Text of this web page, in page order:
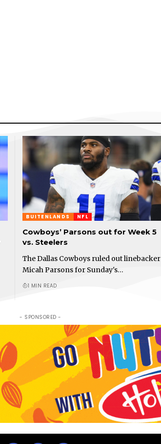
BUITENLANDS NFL
Cowboys’ Parsons out for Week 5
vs. Steelers
The Dallas Cowboys ruled out linebacker
Micah Parsons for Sunday's…
1 MIN READ
- SPONSORED -